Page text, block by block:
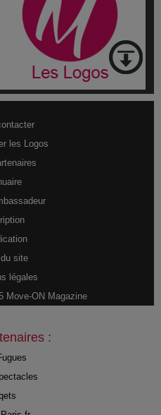
les Logos
site
légales
Move-ON Magazine
: